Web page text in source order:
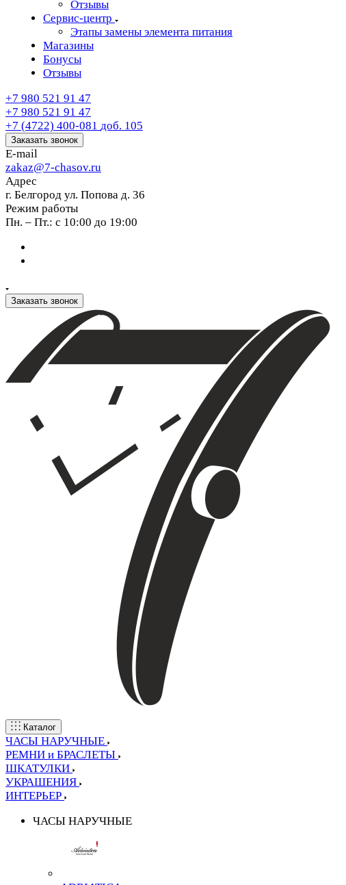
Отзывы
Сервис-центр
Этапы замены элемента питания
Магазины
Бонусы
Отзывы
+7 980 521 91 47
+7 980 521 91 47
+7 (4722) 400-081 доб. 105
Заказать звонок
E-mail
zakaz@7-chasov.ru
Адрес
г. Белгород ул. Попова д. 36
Режим работы
Пн. – Пт.: с 10:00 до 19:00
Заказать звонок
Каталог
ЧАСЫ НАРУЧНЫЕ
РЕМНИ и БРАСЛЕТЫ
ШКАТУЛКИ
УКРАШЕНИЯ
ИНТЕРЬЕР
ЧАСЫ НАРУЧНЫЕ